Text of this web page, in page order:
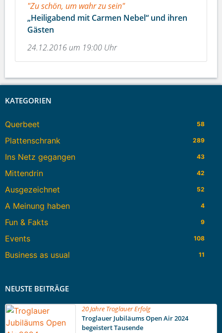
"Zu schön, um wahr zu sein"
„Heiligabend mit Carmen Nebel“ und ihren
Gästen
24.12.2016 um 19:00 Uhr
KATEGORIEN
Querbeet 58
Plattenschrank 289
Ins Netz gegangen 43
Mittendrin 42
Ausgezeichnet 52
A Meinung haben 4
Fun & Fakts 9
Events 108
Business as usual 11
NEUSTE BEITRÄGE
20 Jahre Troglauer Erfolg
Troglauer Jubiläums Open Air 2024
begeistert Tausende